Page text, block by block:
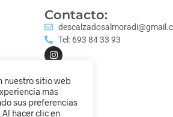
Contacto:
Tel: 693 84 33 93
nuestro sitio web
más
sus preferencias
hacer clic en